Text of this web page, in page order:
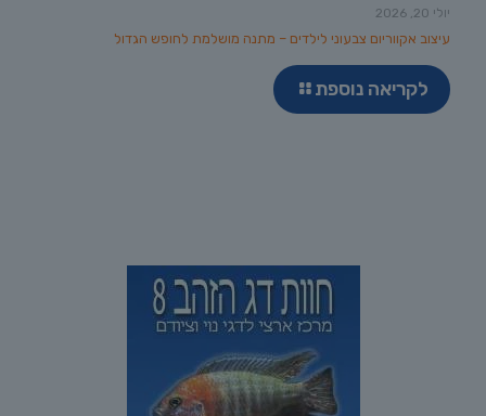
יולי 20, 2026
עיצוב אקווריום צבעוני לילדים – מתנה מושלמת לחופש הגדול
לקריאה נוספת